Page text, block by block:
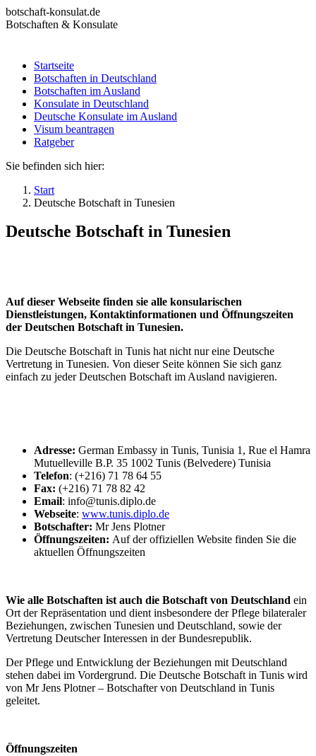
Zum
Inhalt
botschaft-konsulat.de
Botschaften & Konsulate
Startseite
Botschaften in Deutschland
Botschaften im Ausland
Konsulate in Deutschland
Deutsche Konsulate im Ausland
Visum beantragen
Ratgeber
Startseite
Botschaften in Deutschland
Botschaften im Ausland
Konsulate in Deutschland
Deutsche Konsulate im Ausland
Visum beantragen
Ratgeber
Sie befinden sich hier:
Start
Deutsche Botschaft in Tunesien
Deutsche Botschaft in Tunesien
Auf dieser Webseite finden sie alle konsularischen
Dienstleistungen, Kontaktinformationen und Öffnungszeiten
der Deutschen Botschaft in Tunesien.
Die Deutsche Botschaft in Tunis hat nicht nur eine Deutsche
Vertretung in Tunesien. Von dieser Seite können Sie sich ganz
einfach zu jeder Deutschen Botschaft im Ausland navigieren.
Adresse: German Embassy in Tunis, Tunisia 1, Rue el Hamra
Mutuelleville B.P. 35 1002 Tunis (Belvedere) Tunisia
Telefon: (+216) 71 78 64 55
Fax: (+216) 71 78 82 42
Email: info@tunis.diplo.de
Webseite: www.tunis.diplo.de
Botschafter: Mr Jens Plotner
Öffnungszeiten: Auf der offiziellen Website finden Sie die
aktuellen Öffnungszeiten
Wie alle Botschaften ist auch die Botschaft von Deutschland ein
Ort der Repräsentation und dient insbesondere der Pflege bilateraler
Beziehungen, zwischen Tunesien und Deutschland, sowie der
Vertretung Deutscher Interessen in der Bundesrepublik.
Der Pflege und Entwicklung der Beziehungen mit Deutschland
stehen dabei im Vordergrund. Die Deutsche Botschaft in Tunis wird
von Mr Jens Plotner – Botschafter von Deutschland in Tunis
geleitet.
Öffnungszeiten